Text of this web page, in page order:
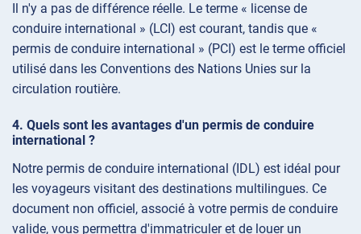
Il n'y a pas de différence réelle. Le terme « license de
conduire international » (LCI) est courant, tandis que «
permis de conduire international » (PCI) est le terme officiel
utilisé dans les Conventions des Nations Unies sur la
circulation routière.
Quels sont les avantages d'un permis de conduire
international ?
Notre permis de conduire international (IDL) est idéal pour
les voyageurs visitant des destinations multilingues. Ce
document non officiel, associé à votre permis de conduire
valide, vous permettra d'immatriculer et de louer un